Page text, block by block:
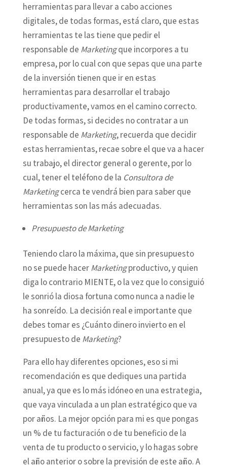
herramientas para llevar a cabo acciones
digitales, de todas formas, está claro, que estas
herramientas te las tiene que pedir el
responsable de Marketingque incorpores a tu
empresa, por lo cual con que sepas que una parte
de la inversión tienen que ir en estas
herramientas para desarrollar el trabajo
productivamente, vamos en el camino correcto.
De todas formas, si decides no contratar a un
responsable de Marketing, recuerda que decidir
estas herramientas, recae sobre el que va a hacer
su trabajo, el director general o gerente, por lo
cual, tener el teléfono de la Consultora de
Marketingcerca te vendrá bien para saber que
herramientas son las más adecuadas.
Presupuesto de Marketing
Teniendo claro la máxima, que sin presupuesto
no se puede hacerMarketingproductivo, y quien
diga lo contrario MIENTE, o la vez que lo consiguió
le sonrió la diosa fortuna como nunca a nadie le
ha sonreído. La decisión real e importante que
debes tomar es ¿Cuánto dinero invierto en el
presupuesto de Marketing?
Para ello hay diferentes opciones, eso si mi
recomendación es que dediques una partida
anual, ya que es lo más idóneo en una estrategia,
que vaya vinculada a un plan estratégico que va
por años. La mejor opción para mi es que pongas
un % de tu facturación o de tu beneficio de la
venta de tu producto o servicio, y lo hagas sobre
el año anterior o sobre la previsión de este año. A